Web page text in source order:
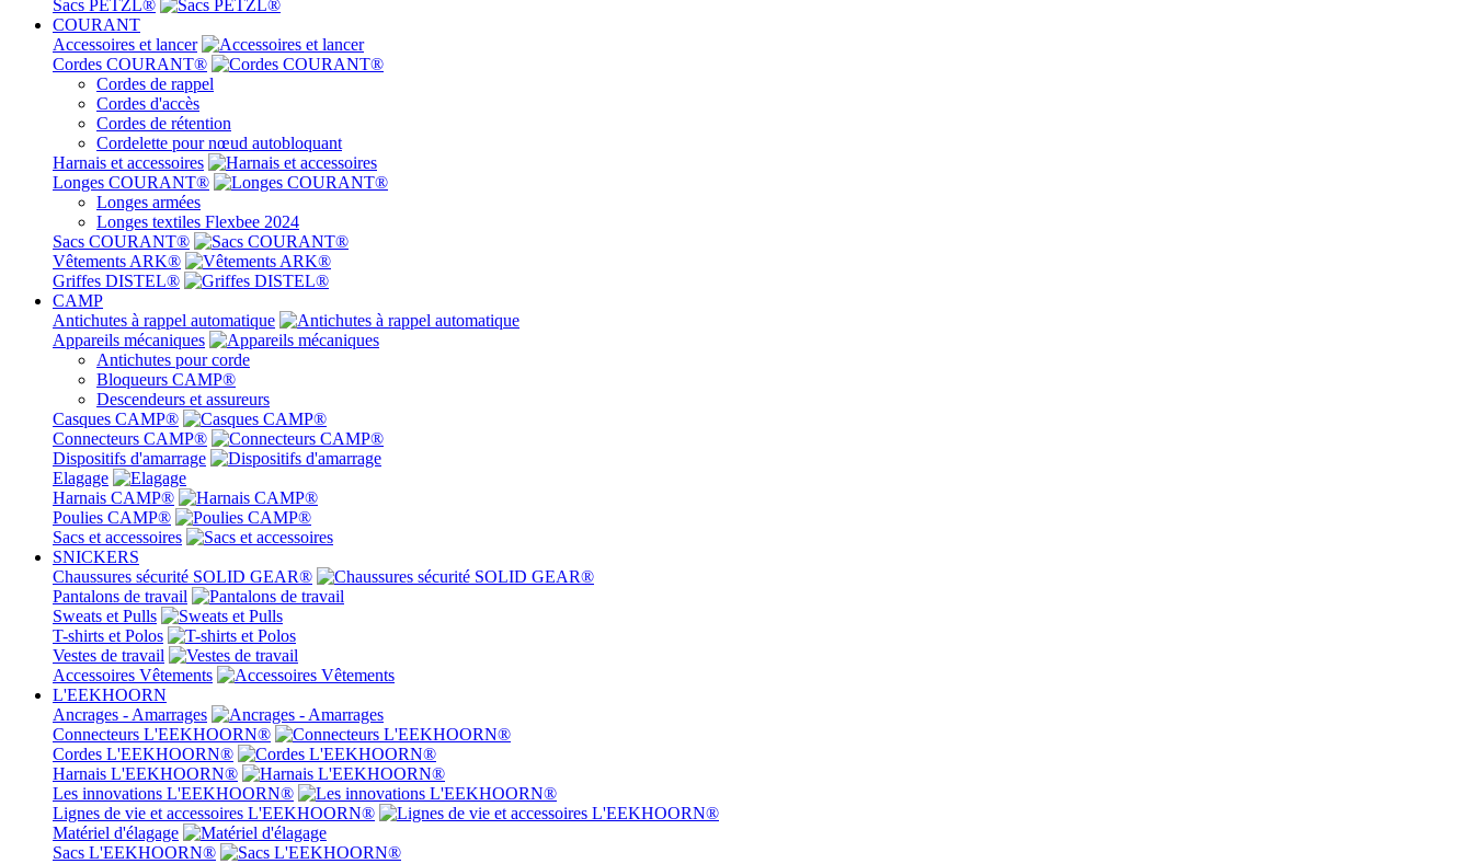
Sacs PETZL®
COURANT
Accessoires et lancer
Cordes COURANT®
Cordes de rappel
Cordes d'accès
Cordes de rétention
Cordelette pour nœud autobloquant
Harnais et accessoires
Longes COURANT®
Longes armées
Longes textiles Flexbee 2024
Sacs COURANT®
Vêtements ARK®
Griffes DISTEL®
CAMP
Antichutes à rappel automatique
Appareils mécaniques
Antichutes pour corde
Bloqueurs CAMP®
Descendeurs et assureurs
Casques CAMP®
Connecteurs CAMP®
Dispositifs d'amarrage
Elagage
Harnais CAMP®
Poulies CAMP®
Sacs et accessoires
SNICKERS
Chaussures sécurité SOLID GEAR®
Pantalons de travail
Sweats et Pulls
T-shirts et Polos
Vestes de travail
Accessoires Vêtements
L'EEKHOORN
Ancrages - Amarrages
Connecteurs L'EEKHOORN®
Cordes L'EEKHOORN®
Harnais L'EEKHOORN®
Les innovations L'EEKHOORN®
Lignes de vie et accessoires L'EEKHOORN®
Matériel d'élagage
Sacs L'EEKHOORN®